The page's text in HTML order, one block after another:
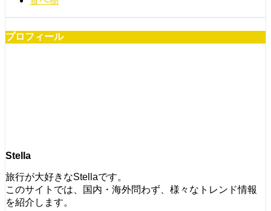
プロフィール
Stella
旅行が大好きなStellaです。
このサイトでは、国内・海外問わず、様々なトレンド情報
を紹介します。